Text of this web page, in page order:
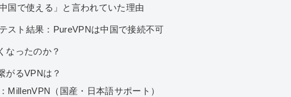
国で使える」と言われていた理由
スト結果：PureVPNは中国で接続不可
なったのか？
がるVPNは？
MillenVPN（国産・日本語サポート）